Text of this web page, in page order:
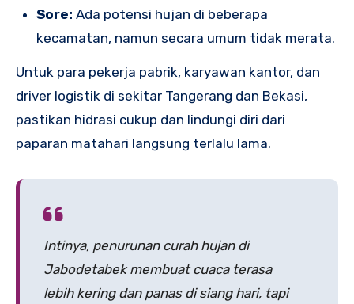
Sore: Ada potensi hujan di beberapa
kecamatan, namun secara umum tidak merata.
Untuk para pekerja pabrik, karyawan kantor, dan
driver logistik di sekitar Tangerang dan Bekasi,
pastikan hidrasi cukup dan lindungi diri dari
paparan matahari langsung terlalu lama.
Intinya, penurunan curah hujan di
Jabodetabek membuat cuaca terasa
lebih kering dan panas di siang hari, tapi